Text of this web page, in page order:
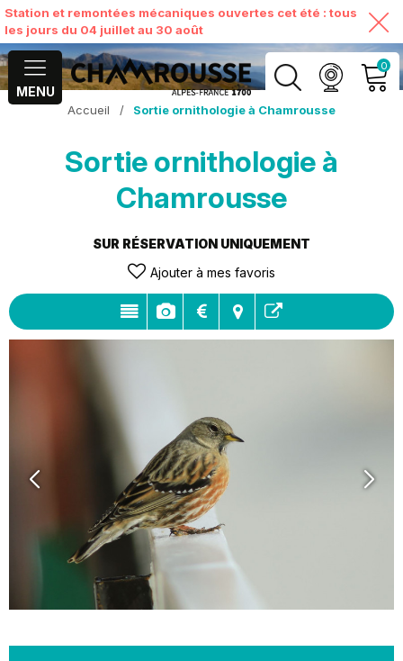
Station et remontées mécaniques ouvertes cet été : tous
les jours du 04 juillet au 30 août
MENU
0
MON COMPTE
VOIR MON PANIER
Accueil / Sortie ornithologie à Chamrousse
Sortie ornithologie à
Chamrousse
SUR RÉSERVATION UNIQUEMENT
Ajouter à mes favoris